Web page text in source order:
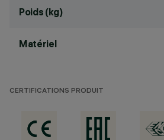
Poids (kg)
Matériel
CERTIFICATIONS PRODUIT